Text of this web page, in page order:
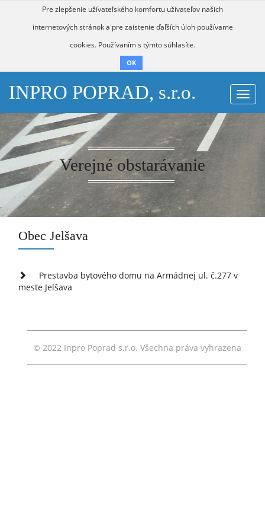
Pre zlepšenie užívateľského komfortu užívateľov našich
internetových stránok a pre zaistenie ďaľších úloh používame
cookies. Používaním s týmto súhlasíte.
OK
INPRO POPRAD, s.r.o.
Verejné obstarávanie
Obec Jelšava
Prestavba bytového domu na Armádnej ul. č.277 v
meste Jelšava
© 2022 Inpro Poprad s.r.o. Všechna práva vyhrazena